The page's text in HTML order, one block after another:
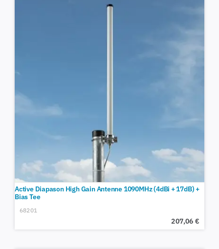
Active Diapason High Gain Antenne 1090MHz (4dBi + 17dB) +
Bias Tee
68201
207,06 €